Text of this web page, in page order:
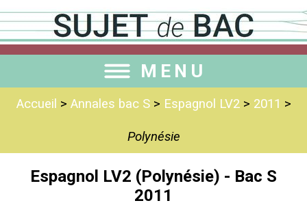
MENU
Accueil > Annales bac S> Espagnol LV2> 2011 >
Polynésie
Espagnol LV2 (Polynésie) - Bac S
2011